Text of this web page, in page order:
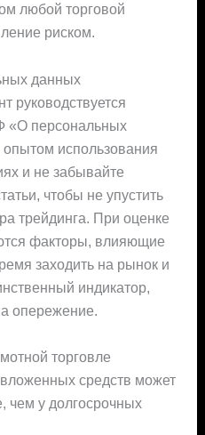
любой торговой
риском.
данных
руководствуется
«О персональных
использования
и не забывайте
чтобы не упустить
трейдинга. При оценке
факторы, влияющие
заходить на рынок и
индикатор,
опережение.
торговле
вложенных средств может
чем у долгосрочных